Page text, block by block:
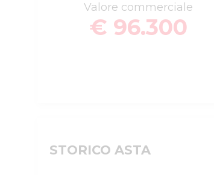
Valore commerciale
€ 96.300
STORICO ASTA